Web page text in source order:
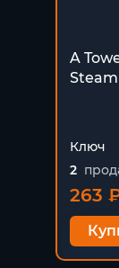
A
Ключ
2
263